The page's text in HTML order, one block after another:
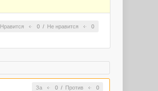
Нравится 0 / Не нравится 0
За 0/ Против 0